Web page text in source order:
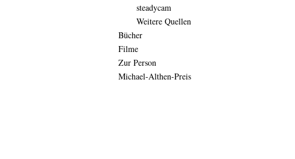
steadycam
Weitere Quellen
Bücher
Filme
Zur Person
Michael-Althen-Preis